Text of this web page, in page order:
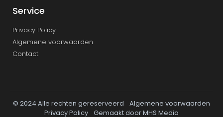
Service
Privacy Policy
Algemene voorwaarden
Contact
© 2024 Alle rechten gereserveerd
Algemene voorwaarden
Privacy Policy Gemaakt door MHS Media